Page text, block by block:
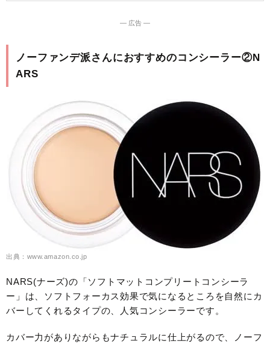
― 広告 ―
ノーファンデ派さんにおすすめのコンシーラー②N
ARS
出典：www.amazon.co.jp
NARS(ナーズ)の「ソフトマットコンプリートコンシーラ
ー」は、ソフトフォーカス効果で気になるところを自然にカ
バーしてくれるタイプの、人気コンシーラーです。
カバー力がありながらもナチュラルに仕上がるので、ノーフ